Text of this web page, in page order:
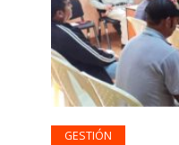
GESTIÓN